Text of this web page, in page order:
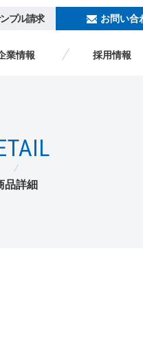
プル請求 お問い合
業情報 採用情報
お客様へ /
品詳細